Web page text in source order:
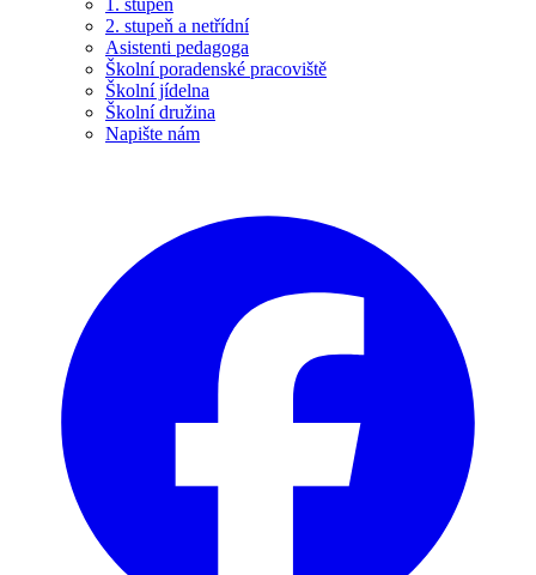
1. stupeň
2. stupeň a netřídní
Asistenti pedagoga
Školní poradenské pracoviště
Školní jídelna
Školní družina
Napište nám